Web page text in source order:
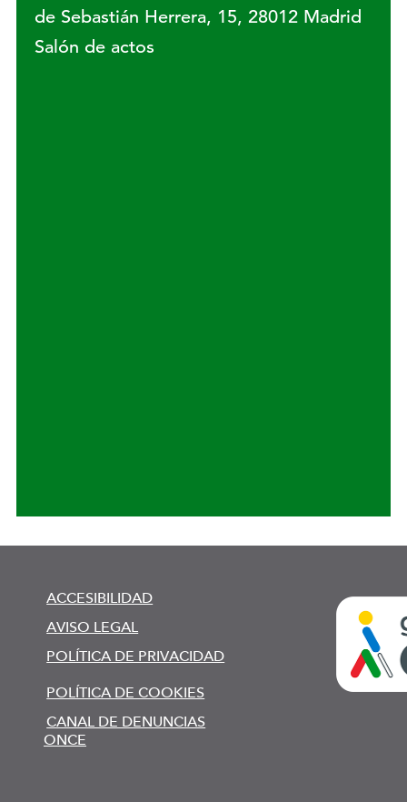
de Sebastián Herrera, 15, 28012 Madrid
Salón de actos
ACCESIBILIDAD
AVISO LEGAL
POLÍTICA DE PRIVACIDAD
POLÍTICA DE COOKIES
CANAL DE DENUNCIAS
ONCE